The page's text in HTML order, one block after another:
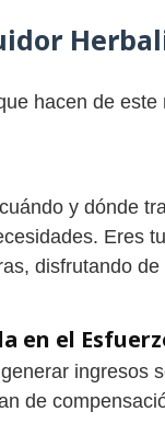
hacen de
y dónde
Eres
disfrutando
en el
ingresos
de